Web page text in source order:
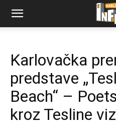
Karlovačka
predstave
Beach“ –
kroz Tesline